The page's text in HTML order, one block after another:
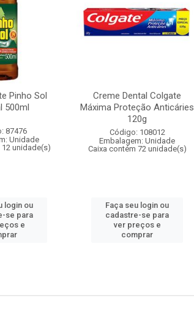
Pinho Sol
500ml
87476
Unidade
unidade(s)
login ou
se para
e
Creme Dental Colgate
Máxima Proteção Anticáries
120g
Código: 108012
Embalagem: Unidade
Caixa contém 72 unidade(s)
Faça seu login ou
cadastre-se para
ver preços e
comprar